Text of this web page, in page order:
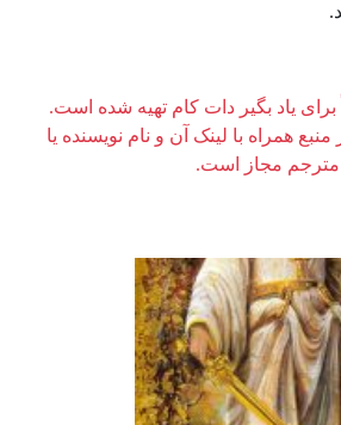
برای یاد بگیر دات کام تهیه شده است.
منبع همراه با لینک آن و نام نویسنده یا
مترجم مجاز است.